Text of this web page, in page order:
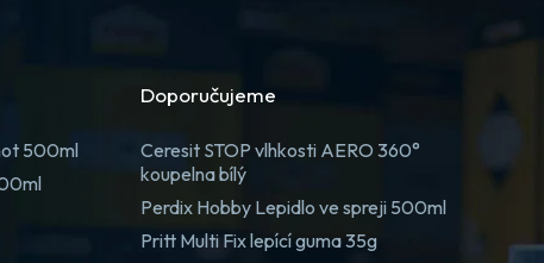
500ml
Doporučujeme
Ceresit STOP vlhkosti AERO 360°
koupelna bílý
Perdix Hobby Lepidlo ve spreji 500ml
Pritt Multi Fix lepící guma 35g